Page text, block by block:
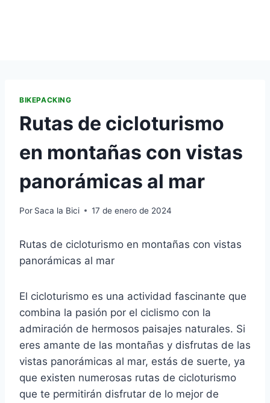
BIKEPACKING
Rutas de cicloturismo
en montañas con vistas
panorámicas al mar
Por Saca la Bici 17 de enero de 2024
Rutas de cicloturismo en montañas con vistas
panorámicas al mar
El cicloturismo es una actividad fascinante que
combina la pasión por el ciclismo con la
admiración de hermosos paisajes naturales. Si
eres amante de las montañas y disfrutas de las
vistas panorámicas al mar, estás de suerte, ya
que existen numerosas rutas de cicloturismo
que te permitirán disfrutar de lo mejor de